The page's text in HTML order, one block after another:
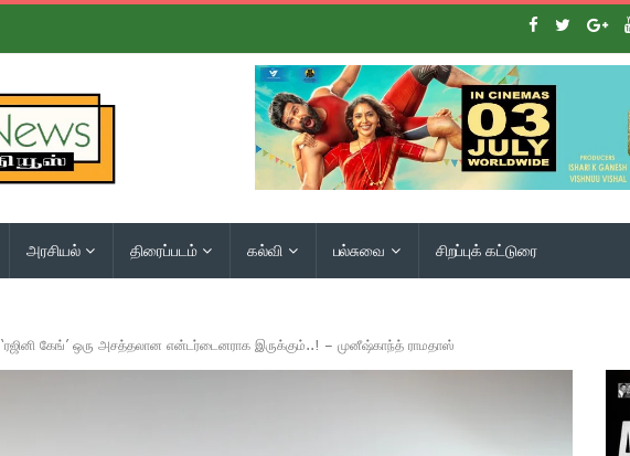
அரசியல் திரைப்படம் கல்வி பல்சுவை சிறப்புக் கட்டுரை
‘ரஜினி கேங்’ ஒரு அசத்தலான என்டர்டைனராக இருக்கும்..! – முனீஷ்காந்த் ராமதாஸ்